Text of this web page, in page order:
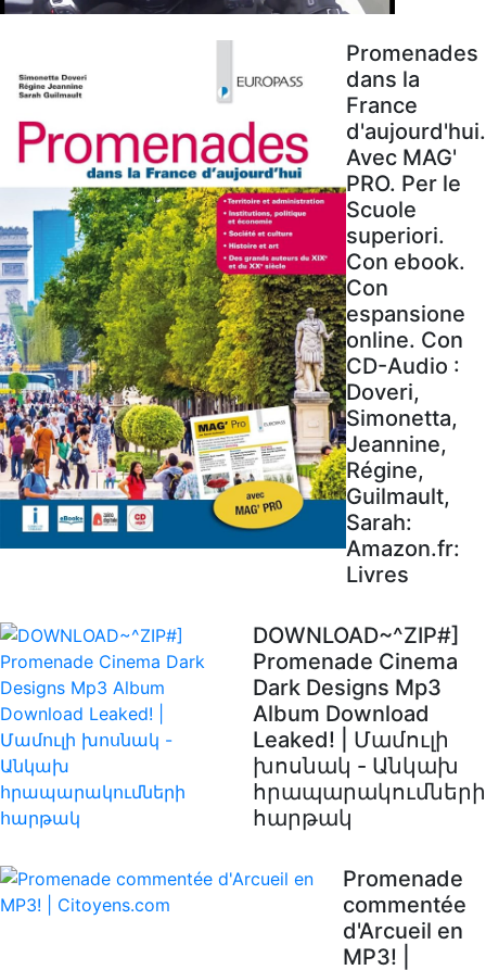
Promenades
dans la
France
d'aujourd'hui.
Avec MAG'
PRO. Per le
Scuole
superiori.
Con ebook.
Con
espansione
online. Con
CD-Audio :
Doveri,
Simonetta,
Jeannine,
Régine,
Guilmault,
Sarah:
Amazon.fr:
Livres
DOWNLOAD~^ZIP#]
Promenade Cinema
Dark Designs Mp3
Album Download
Leaked! | Մամուլի
խոսնակ - Անկախ
հրապարակումների
հարթակ
Promenade
commentée
d'Arcueil en
MP3! |